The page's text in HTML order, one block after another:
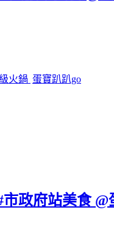
火鍋 蛋寶趴趴go
政府站美食 @